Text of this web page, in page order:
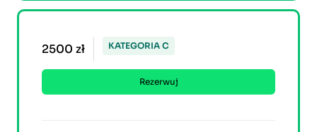
2500 zł KATEGORIA C
Rezerwuj